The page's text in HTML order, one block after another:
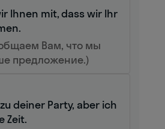
Ihnen mit, dass wir Ihr
Вам, что мы
предложение.)
deiner Party, aber ich
Zeit.